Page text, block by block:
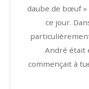
daube de bœuf
ce jour.
André était
commençait à